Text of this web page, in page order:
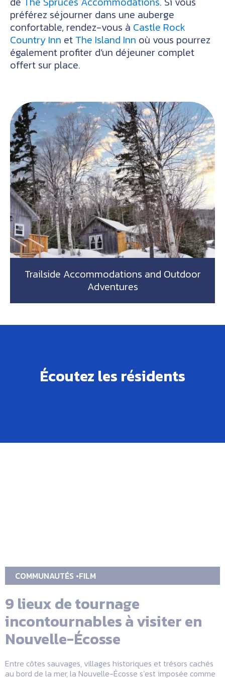
préférez séjourner dans une auberge
confortable, rendez-vous à Castle Rock
Country Inn et The Island Inn où vous pourrez
également profiter d’un déjeuner complet
offert sur place.
Trailside Accommodations and Outdoor
Adventures
Écoutez les résidents
COMMUNAUTÉS FILM
9 lieux de tournage
incontournables à visiter en
Nouvelle-Écosse
Entre côtes sauvages, villages historiques et trésors cachés
au bord de la mer, la Nouvelle-Écosse s’est imposée comme